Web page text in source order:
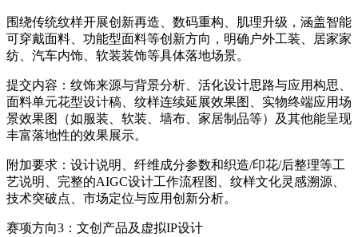
围绕传统纹样开展创新再造、数码重构、肌理升级，涵盖智能
可穿戴面料、功能型面料等创新方向，明确户外工装、居家家
纺、汽车内饰、软装装饰等具体落地场景。
提交内容：纹饰来源与背景分析、活化设计思路与应用构思、
面料单元花型设计稿、纹样连续延展效果图、实物终端应用场
景效果图（如服装、软装、墙布、家居制品等）及其他能呈现
丰富落地性的效果展示。
附加要求：设计说明、纤维成分参数和织造/印花/后整理等工
艺说明、完整的AIGC设计工作流程图、纹样文化灵感溯源、
技术突破点、市场定位与应用创新分析。
赛项方向3：文创产品及虚拟IP设计